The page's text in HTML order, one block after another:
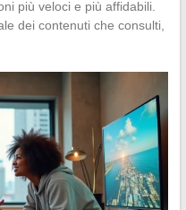
più veloci e più affidabili.
dei contenuti che consulti,